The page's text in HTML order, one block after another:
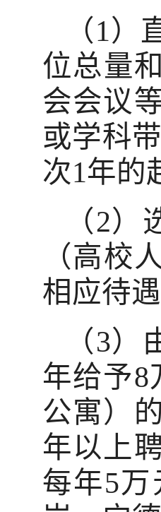
（1
位总量
会会议
或学科
次1年的
（2
（高校
相应待遇
（3
年给予8
公寓）
年以上
每年5